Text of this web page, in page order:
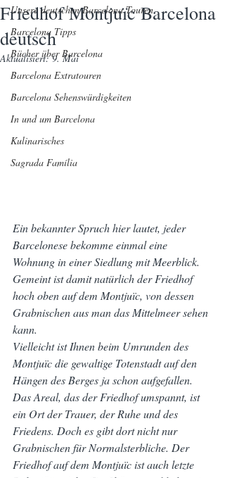
Unsere deutschen Barcelona Touren
Barcelona Tipps
Bücher über Barcelona
Barcelona Extratouren
Barcelona Sehenswürdigkeiten
In und um Barcelona
Kulinarisches
Sagrada Família
Friedhof Montjuïc Barcelona
deutsch
Aktualisiert:9. Mai
Ein bekannter Spruch hier lautet, jeder
Barcelonese bekomme einmal eine
Wohnung in einer Siedlung mit Meerblick.
Gemeint ist damit natürlich der Friedhof
hoch oben auf dem Montjuïc, von dessen
Grabnischen aus man das Mittelmeer sehen
kann.
Vielleicht ist Ihnen beim Umrunden des
Montjuïc die gewaltige Totenstadt auf den
Hängen des Berges ja schon aufgefallen.
Das Areal, das der Friedhof umspannt, ist
ein Ort der Trauer, der Ruhe und des
Friedens. Doch es gibt dort nicht nur
Grabnischen für Normalsterbliche. Der
Friedhof auf dem Montjuïc ist auch letzte